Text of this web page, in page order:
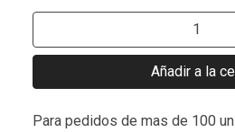
Añadir a la
Para pedidos de mas de 100